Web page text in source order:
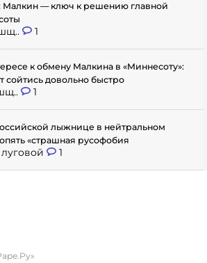
Малкин — ключ к решению главной
1
к обмену Малкина в «Миннесоту»:
сойтись довольно быстро
1
лыжнице в нейтральном
«страшная русофобия
луговой 1